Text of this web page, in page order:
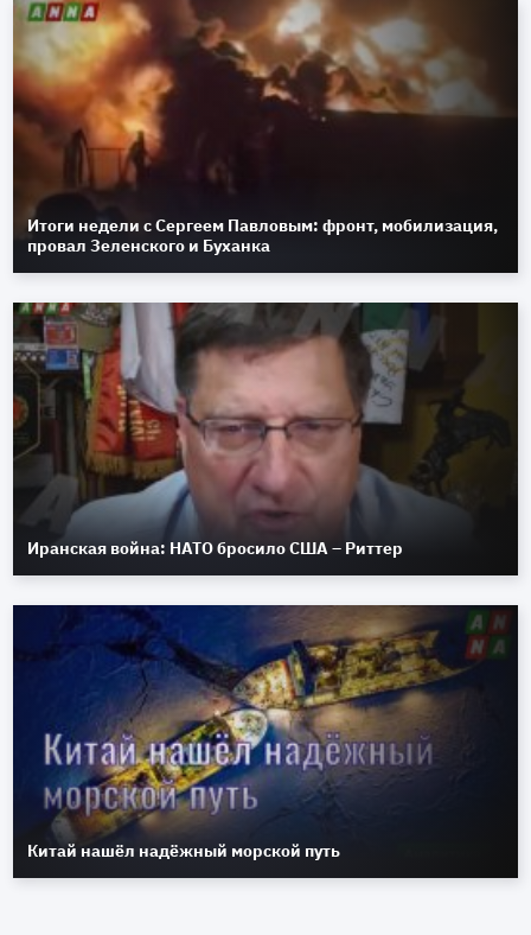
Итоги недели с Сергеем Павловым: фронт, мобилизация,
провал Зеленского и Буханка
Иранская война: НАТО бросило США – Риттер
Китай нашёл надёжный морской путь